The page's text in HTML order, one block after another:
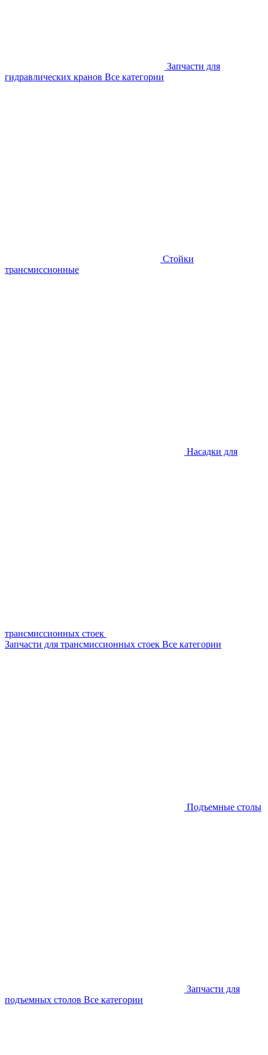
Запчасти для
гидравлических кранов Все категории
Стойки
трансмиссионные
Насадки для
трансмиссионных стоек
Запчасти для трансмиссионных стоек Все категории
Подъемные столы
Запчасти для
подъемных столов Все категории